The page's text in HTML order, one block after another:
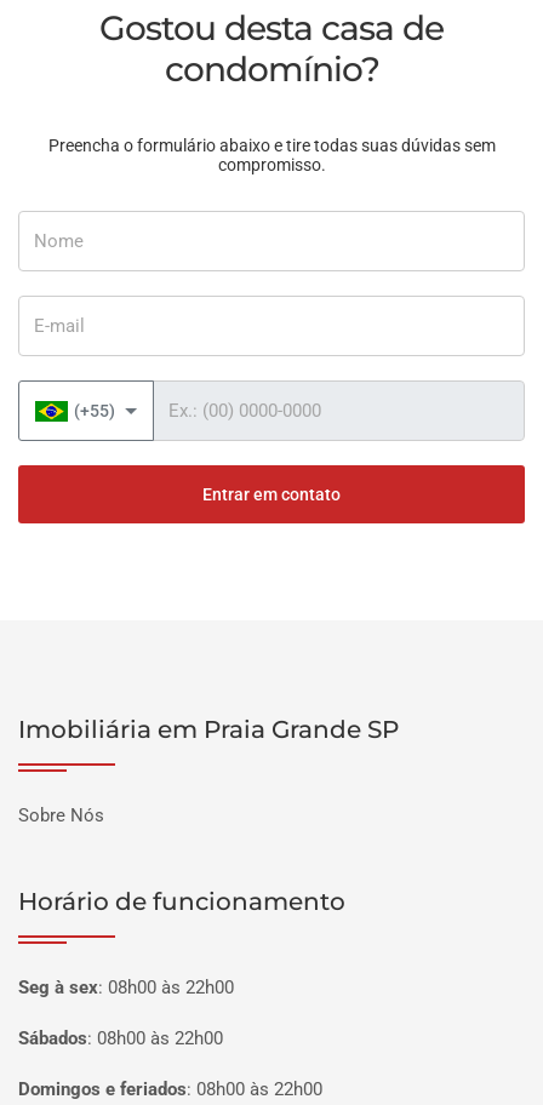
Gostou desta casa de
condomínio?
Preencha o formulário abaixo e tire todas suas dúvidas sem
compromisso.
(+55)
Entrar em contato
Imobiliária em Praia Grande SP
Sobre Nós
Horário de funcionamento
Seg à sex: 08h00 às 22h00
Sábados: 08h00 às 22h00
Domingos e feriados: 08h00 às 22h00